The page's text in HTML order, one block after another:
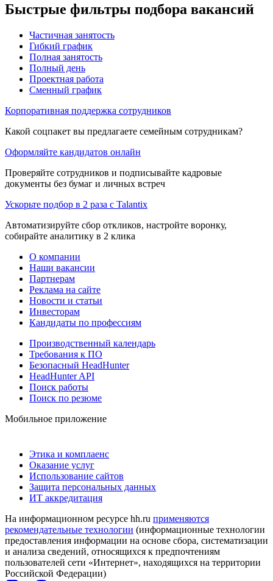
Быстрые фильтры подбора вакансий
Частичная занятость
Гибкий график
Полная занятость
Полный день
Проектная работа
Сменный график
Корпоративная поддержка сотрудников
Какой соцпакет вы предлагаете семейным сотрудникам?
Оформляйте кандидатов онлайн
Проверяйте сотрудников и подписывайте кадровые
документы без бумаг и личных встреч
Ускорьте подбор в 2 раза с Talantix
Автоматизируйте сбор откликов, настройте воронку,
собирайте аналитику в 2 клика
О компании
Наши вакансии
Партнерам
Реклама на сайте
Новости и статьи
Инвесторам
Кандидаты по профессиям
Производственный календарь
Требования к ПО
Безопасный HeadHunter
HeadHunter API
Поиск работы
Поиск по резюме
Мобильное приложение
Этика и комплаенс
Оказание услуг
Использование сайтов
Защита персональных данных
ИТ аккредитация
На информационном ресурсе hh.ru применяются
рекомендательные технологии (информационные технологии
предоставления информации на основе сбора, систематизации
и анализа сведений, относящихся к предпочтениям
пользователей сети «Интернет», находящихся на территории
Российской Федерации)